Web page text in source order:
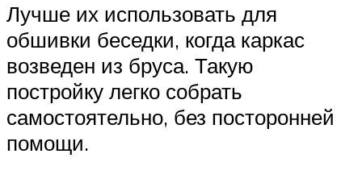
Лучше их использовать для
обшивки беседки, когда каркас
возведен из бруса. Такую
постройку легко собрать
самостоятельно, без посторонней
помощи.